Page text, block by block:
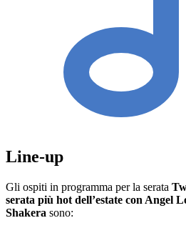
Line-up
Gli ospiti in programma per la serata
serata più hot dell’estate con Angel
Shakera sono: